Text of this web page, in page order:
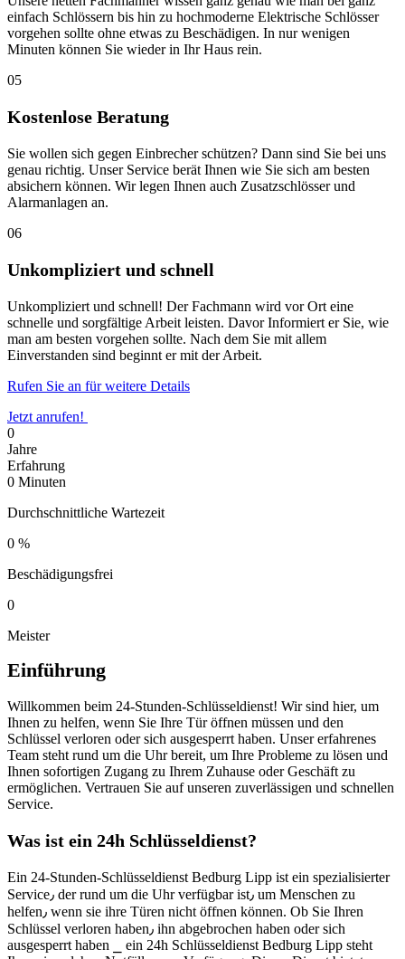
einfach Schlössern bis hin zu hochmoderne Elektrische Schlösser
vorgehen sollte ohne etwas zu Beschädigen. In nur wenigen
Minuten können Sie wieder in Ihr Haus rein.
05
Kostenlose Beratung
Sie wollen sich gegen Einbrecher schützen? Dann sind Sie bei uns
genau richtig. Unser Service berät Ihnen wie Sie sich am besten
absichern können. Wir legen Ihnen auch Zusatzschlösser und
Alarmanlagen an.
06
Unkompliziert und schnell
Unkompliziert und schnell! Der Fachmann wird vor Ort eine
schnelle und sorgfältige Arbeit leisten. Davor Informiert er Sie, wie
man am besten vorgehen sollte. Nach dem Sie mit allem
Einverstanden sind beginnt er mit der Arbeit.
Rufen Sie an für weitere Details
Jetzt anrufen!
0
Jahre
Erfahrung
0 Minuten
Durchschnittliche Wartezeit
0 %
Beschädigungsfrei
0
Meister
Einführung
Willkommen beim 24-Stunden-Schlüsseldienst!​ Wir sind hier, um
Ihnen zu helfen, wenn Sie Ihre Tür öffnen müssen und den
Schlüssel verloren oder sich ausgesperrt haben. Unser erfahrenes
Team steht rund um die Uhr bereit, um Ihre Probleme zu lösen und
Ihnen sofortigen Zugang zu Ihrem Zuhause oder Geschäft zu
ermöglichen.​ Vertrauen Sie auf unseren zuverlässigen und schnellen
Service.​
Was ist ein 24h Schlüsseldienst?
Ein 24-Stunden-Schlüsseldienst Bedburg Lipp ist ein spezialisierter
Service٫ der rund um die Uhr verfügbar ist٫ um Menschen zu
helfen٫ wenn sie ihre Türen nicht öffnen können.​ Ob Sie Ihren
Schlüssel verloren haben٫ ihn abgebrochen haben oder sich
ausgesperrt haben ⎯ ein 24h Schlüsseldienst Bedburg Lipp steht